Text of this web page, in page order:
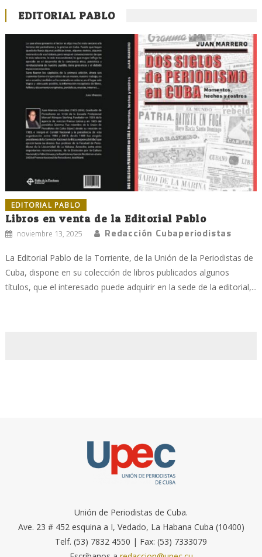
EDITORIAL PABLO
EDITORIAL PABLO
Libros en venta de la Editorial Pablo
noviembre 13, 2025 Redacción Cubaperiodistas
La Editorial Pablo de la Torriente, de la Unión de la Periodistas de
Cuba, dispone en su colección de libros publicados algunos
títulos, que el interesado puede adquirir en la sede de la editorial,...
Unión de Periodistas de Cuba.
Ave. 23 # 452 esquina a I, Vedado, La Habana Cuba (10400)
Telf. (53) 7832 4550 | Fax: (53) 7333079